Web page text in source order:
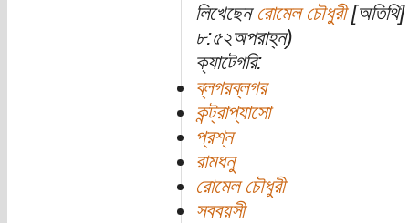
লিখেছেন রোমেল চৌধুরী[অতিথি]
৮:৫২অপরাহ্ন)
ক্যাটেগরি:
ব্লগরব্লগর
কন্ট্রাপ্যাসো
প্রশ্ন
রামধনু
রোমেল চৌধুরী
সববয়সী